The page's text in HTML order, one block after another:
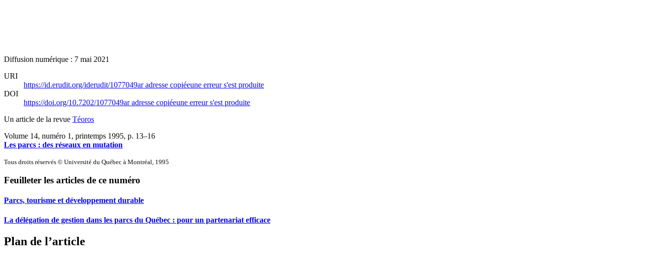
Diffusion numérique : 7 mai 2021
URI
https://id.erudit.org/iderudit/1077049aradresse copiéeune erreur s'est produite
DOI
https://doi.org/10.7202/1077049aradresse copiéeune erreur s'est produite
Un article de la revue Téoros
Volume 14, numéro 1, printemps 1995, p. 13–16
Les parcs : des réseaux en mutation
Tous droits réservés © Université du Québec à Montréal, 1995
Feuilleter les articles de ce numéro
Parcs, tourisme et développement durable
La délégation de gestion dans les parcs du Québec : pour un partenariat efficace
Plan de l’article